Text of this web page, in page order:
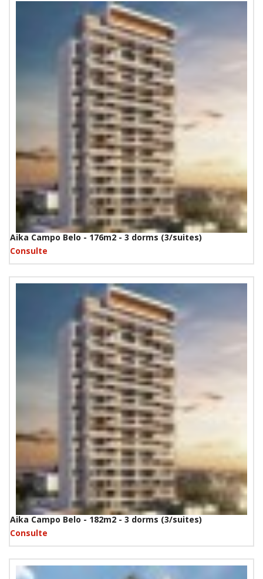
Aika Campo Belo - 176m2 - 3 dorms (3/suites)
Consulte
Aika Campo Belo - 182m2 - 3 dorms (3/suites)
Consulte